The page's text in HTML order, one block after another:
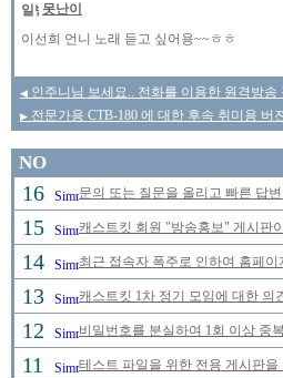
못난이
이선희 언니 노래 듣고 싶어용~~ㅎㅎ
◀ 인주니님 보세요.. 전화를 이용한 원격방송
▶ 전문가용 CTB-180 에 대한 후속 취미용 버
NO
16 문의 또는 질문을 올리고 빠른 답
15 캐스트킷 회원 "방송홍보" 게시판
14 최근 접속자 폭주로 인하여 홈페
13 캐스트킷 1차 정기 모임에 대한 의
12 비밀번호를 분실하여 1회 이상 중
11 테스트 파일을 위한 전용 게시판